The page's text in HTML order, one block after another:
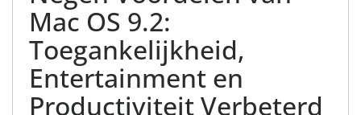
Mac OS 9.2:
Toegankelijkheid,
Entertainment en
Productiviteit Verbeterd